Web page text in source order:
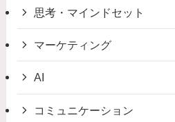
思考・マインドセット
マーケティング
AI
コミュニケーション